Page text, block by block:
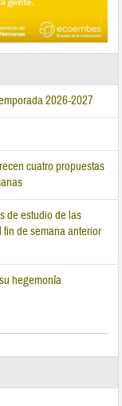
2026-2027
cuatro propuestas
de estudio de las
de semana anterior
hegemonía